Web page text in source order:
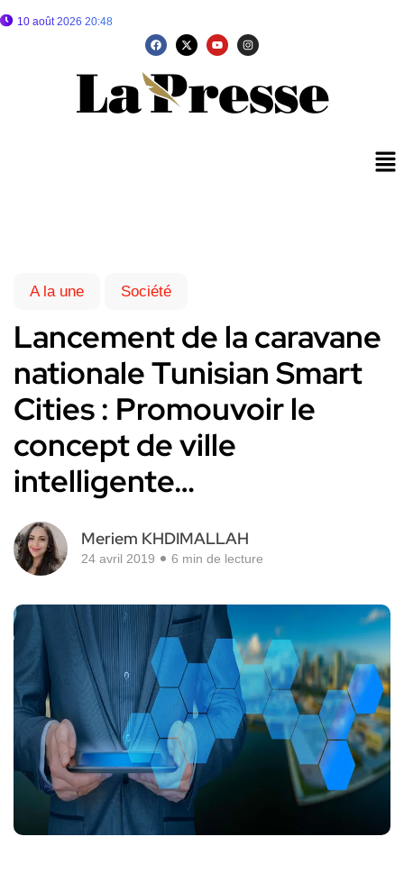
10 août 2026 20:48
A la une Société
Lancement de la caravane
nationale Tunisian Smart
Cities : Promouvoir le
concept de ville
intelligente…
Meriem KHDIMALLAH
24 avril 2019 6 min de lecture